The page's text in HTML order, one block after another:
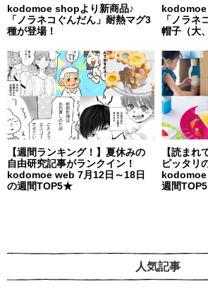
kodomoe shopより新商品♪
「ノラネコぐんだん」耐熱マグ3
種が登場！
kodomoe
「ノラネ
帽子（大
【週間ランキング！】夏休みの
自由研究記事がランクイン！
kodomoe web 7月12日～18日
の週間TOP5★
【読まれ
ピッタリ
kodomoe
週間
人気記事